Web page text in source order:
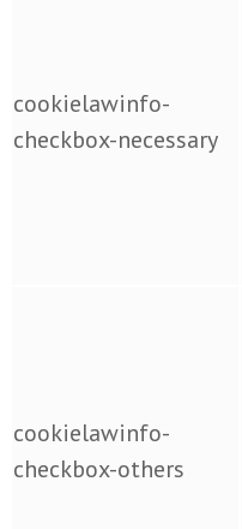
cookielawinfo-
checkbox-necessary
cookielawinfo-
checkbox-others